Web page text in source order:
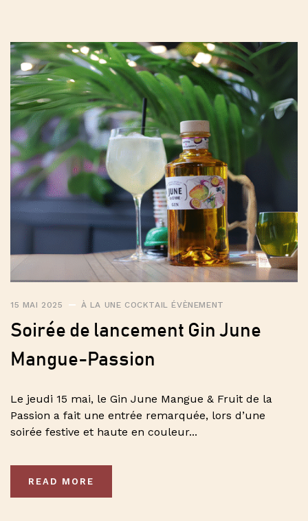
15 MAI 2025 À LA UNE COCKTAIL ÉVÈNEMENT
Soirée de lancement Gin June
Mangue-Passion
Le jeudi 15 mai, le Gin June Mangue & Fruit de la
Passion a fait une entrée remarquée, lors d’une
soirée festive et haute en couleur...
READ MORE